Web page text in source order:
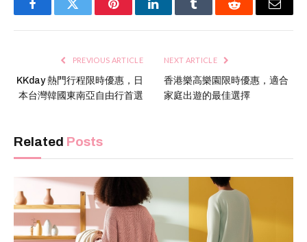
FacebookTwitter PinterestLinkedInTumblr Reddit Email
PREVIOUS ARTICLE
KKday 熱門行程限時優惠，日
本台灣韓國東南亞自由行首選
NEXT ARTICLE
香港樂高樂園限時優惠，適合
家庭出遊的最佳選擇
Related Posts